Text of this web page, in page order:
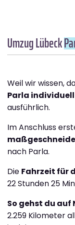
Umzug Lübeck
Weil wir wissen,
Parla
ausführlich.
Im Anschluss
nach Parla.
Die Fahrzeit für
22 Stunden 25
So gehst du auf
2.259 Kilometer